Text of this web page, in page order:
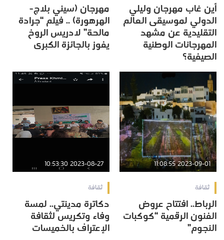
أين غاب مهرجان وليلي
الدولي لموسيقى العالم
التقليدية عن مشهد
المهرجانات الوطنية
الصيفية؟
مهرجان (سيني بلاج-
الهرهورة) .. فيلم “جرادة
مالحة” لادريس الروخ
يفوز بالجائزة الكبرى
2023-09-01 11:08:55
ثقافة
الرباط.. افتتاح عروض
الفنون الرقمية “كوكبات
النجوم”
2023-08-27 10:53:30
ثقافة
دكاترة مدينتي.. لمسة
وفاء وتكريس لثقافة
الإعتراف بالخميسات